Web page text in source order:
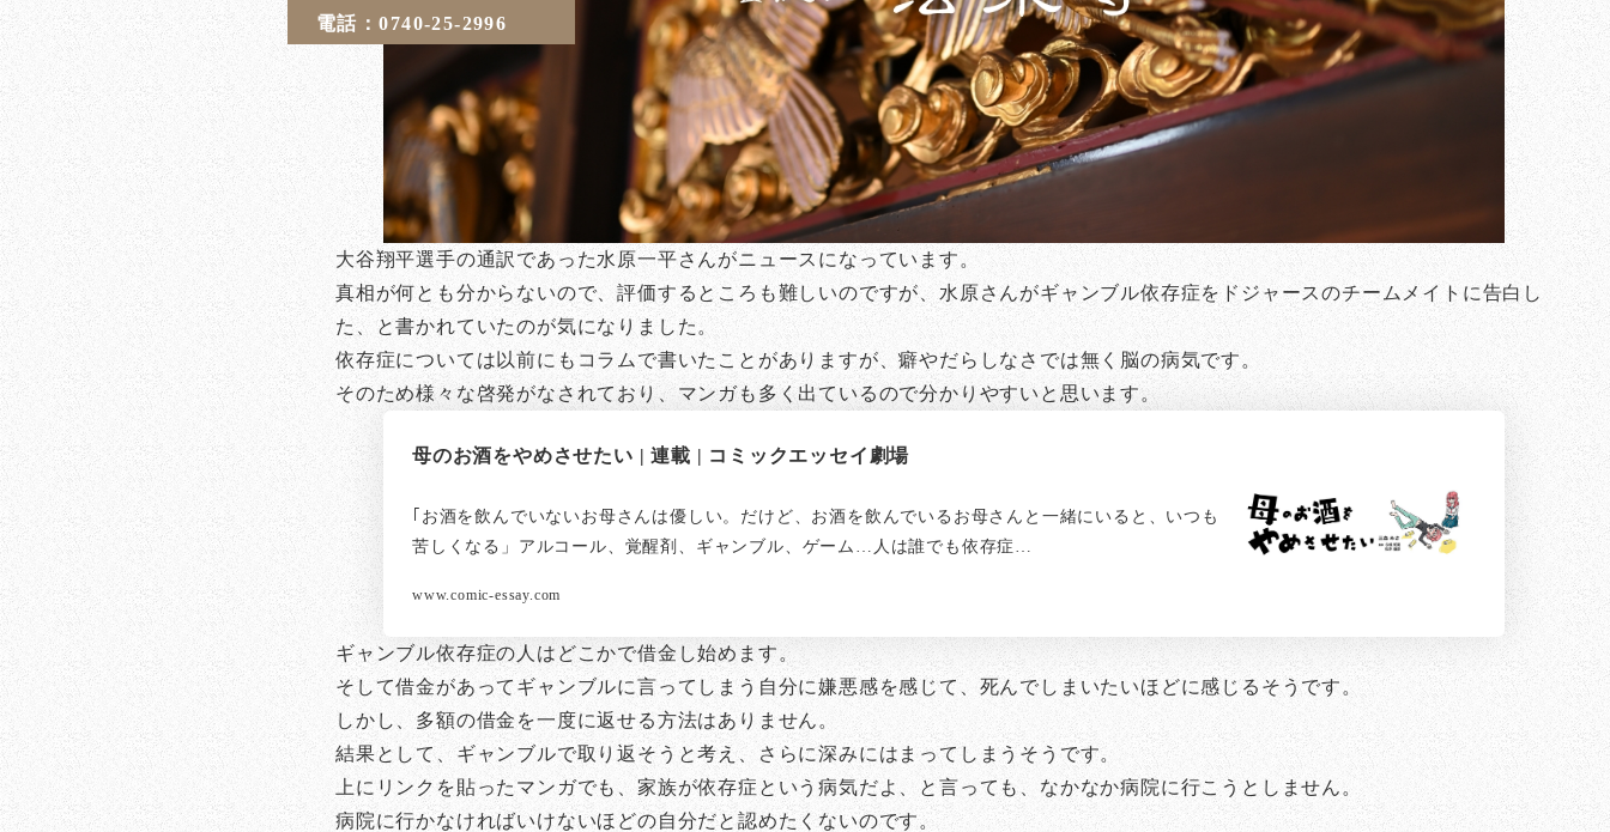
電話：0740-25-2996
大谷翔平選手の通訳であった水原一平さんがニュースになっています。
真相が何とも分からないので、評価するところも難しいのですが、水原さんがギャンブル依存症をドジャースのチームメイトに告白し
た、と書かれていたのが気になりました。
依存症については以前にもコラムで書いたことがありますが、癖やだらしなさでは無く脳の病気です。
そのため様々な啓発がなされており、マンガも多く出ているので分かりやすいと思います。
母のお酒をやめさせたい | 連載 | コミックエッセイ劇場
｢お酒を飲んでいないお母さんは優しい。だけど、お酒を飲んでいるお母さんと一緒にいると、いつも
苦しくなる」アルコール、覚醒剤、ギャンブル、ゲーム…人は誰でも依存症…
www.comic-essay.com
ギャンブル依存症の人はどこかで借金し始めます。
そして借金があってギャンブルに言ってしまう自分に嫌悪感を感じて、死んでしまいたいほどに感じるそうです。
しかし、多額の借金を一度に返せる方法はありません。
結果として、ギャンブルで取り返そうと考え、さらに深みにはまってしまうそうです。
上にリンクを貼ったマンガでも、家族が依存症という病気だよ、と言っても、なかなか病院に行こうとしません。
病院に行かなければいけないほどの自分だと認めたくないのです。